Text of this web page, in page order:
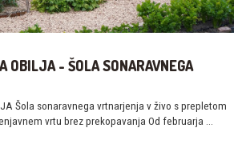
OBILJA - ŠOLA SONARAVNEGA
Šola sonaravnega vrtnarjenja v živo s prepletom
vrtu brez prekopavanja Od februarja …